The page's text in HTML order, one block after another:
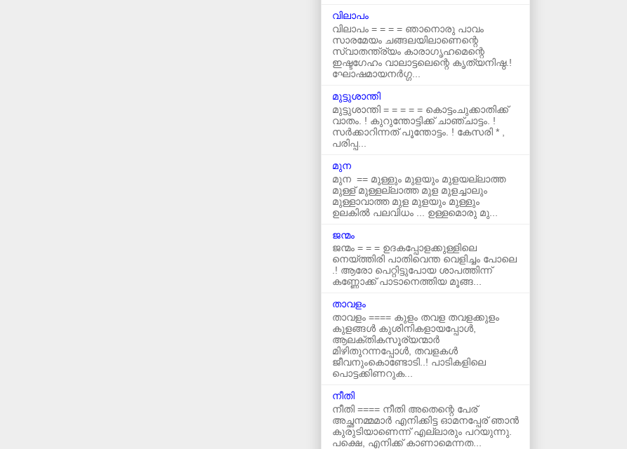
വിലാപം
വിലാപം = = = = ഞാനൊരു പാവം
സാരമേയം ചങ്ങലയിലാണെന്റെ
സ്വാതന്ത്ര്യം കാരാഗൃഹമെന്റെ
ഇഷ്ടഗേഹം വാലാട്ടലെന്റെ കൃത്യനിഷ്ഠ.!
ഘോഷമായനർഗ്ഗ...
മുട്ടുശാന്തി
മുട്ടുശാന്തി = = = = = കൊട്ടംചുക്കാതിക്ക്‌
വാതം. ! കുറുന്തോട്ടിക്ക്‌ ചാഞ്ചാട്ടം. !
സർക്കാറിന്നത്‌ പൂന്തോട്ടം. ! കേസരി * ,
പരിപ്പ...
മുന
മുന == മുള്ളും മുളയും മുളയല്ലാത്ത
മുള്ള് മുള്ളല്ലാത്ത മുള മുളച്ചാലും
മുള്ളാവാത്ത മുള മുളയും മുള്ളും
ഉലകില്‍ പലവിധം ... ഉള്ളമൊരു മു...
ജന്മം
ജന്മം = = = ഉദകപ്പോളക്കുള്ളിലെ
നെയ്ത്തിരി പാതിവെന്ത വെളിച്ചം പോലെ
.! ആരോ പെറ്റിട്ടുപോയ ശാപത്തിന്ന്
കണ്ണോക്ക് പാടാനെത്തിയ മൂങ്ങ...
താവളം
താവളം ==== കുളം തവള തവളക്കുളം
കുളങ്ങൾ കുശിനികളായപ്പോൾ,
ആലക്തികസൂര്യന്മാർ
മിഴിതുറന്നപ്പോൾ, തവളകൾ
ജീവനുംകൊണ്ടോടി..! പാടികളിലെ
പൊട്ടക്കിണറുക...
നീതി
നീതി ==== നീതി അതെന്റെ പേര്
അച്ഛനമ്മമാർ എനിക്കിട്ട ഓമനപ്പേര് ഞാന്‍
കുരുടിയാണെന്ന് എല്ലാരും പറയുന്നു.
പക്ഷെ, എനിക്ക് കാണാമെന്നത...